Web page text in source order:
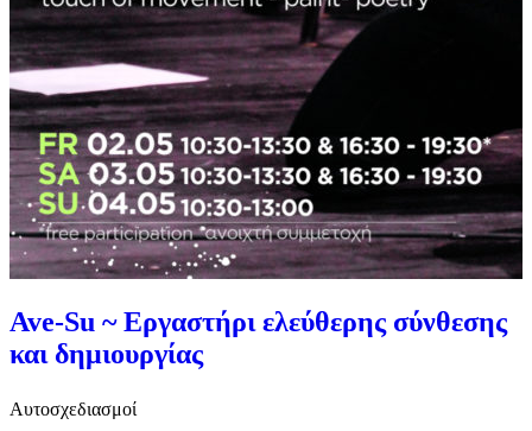
Ave-Su ~ Εργαστήρι ελεύθερης σύνθεσης
και δημιουργίας
Αυτοσχεδιασμοί